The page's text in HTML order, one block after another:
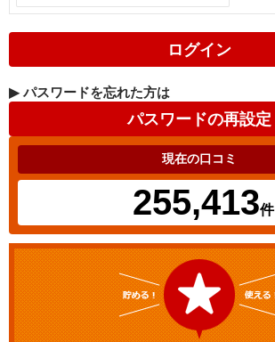
▶ パスワードを忘れた方は
現在の口コミ
255,413件